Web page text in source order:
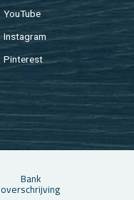
You­Tu­be
In­st­agram
Pin­te­rest
Bank
over­schrij­ving